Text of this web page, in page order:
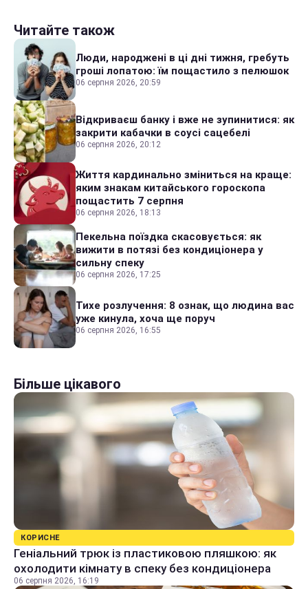
Читайте також
Люди, народжені в ці дні тижня, гребуть
гроші лопатою: їм пощастило з пелюшок
06 серпня 2026, 20:59
Відкриваєш банку і вже не зупинитися: як
закрити кабачки в соусі сацебелі
06 серпня 2026, 20:12
Життя кардинально зміниться на краще:
яким знакам китайського гороскопа
пощастить 7 серпня
06 серпня 2026, 18:13
Пекельна поїздка скасовується: як
вижити в потязі без кондиціонера у
сильну спеку
06 серпня 2026, 17:25
Тихе розлучення: 8 ознак, що людина вас
уже кинула, хоча ще поруч
06 серпня 2026, 16:55
Більше цікавого
КОРИСНЕ
Геніальний трюк із пластиковою пляшкою: як
охолодити кімнату в спеку без кондиціонера
06 серпня 2026, 16:19